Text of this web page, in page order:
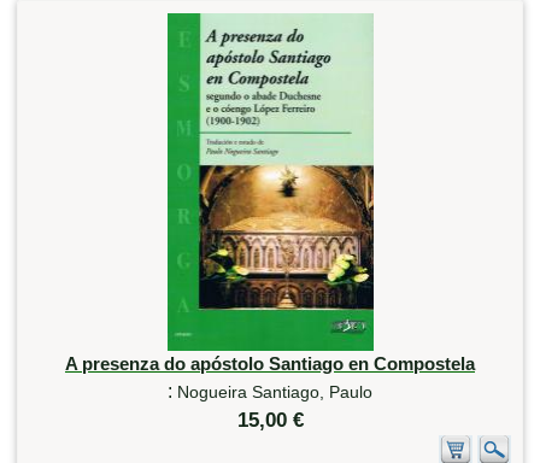
A presenza do apóstolo Santiago en Compostela
: Nogueira Santiago, Paulo
15,00 €